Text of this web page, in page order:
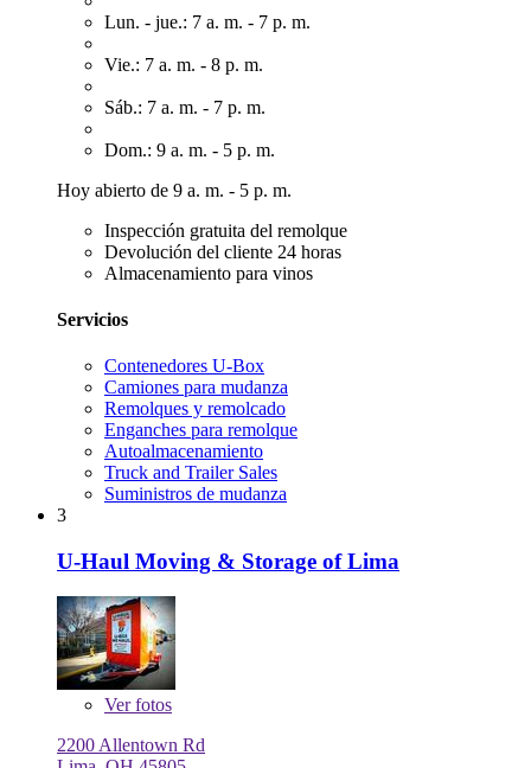
Lun. - jue.: 7 a. m. - 7 p. m.
Vie.: 7 a. m. - 8 p. m.
Sáb.: 7 a. m. - 7 p. m.
Dom.: 9 a. m. - 5 p. m.
Hoy abierto de 9 a. m. - 5 p. m.
Inspección gratuita del remolque
Devolución del cliente 24 horas
Almacenamiento para vinos
Servicios
Contenedores U-Box
Camiones para mudanza
Remolques y remolcado
Enganches para remolque
Autoalmacenamiento
Truck and Trailer Sales
Suministros de mudanza
3
U-Haul Moving & Storage of Lima
Verfotos
2200 Allentown Rd